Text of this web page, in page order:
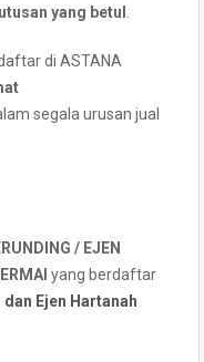
yang betul
di ASTANA
segala urusan jual
/ EJEN
yang berdaftar
Ejen Hartanah